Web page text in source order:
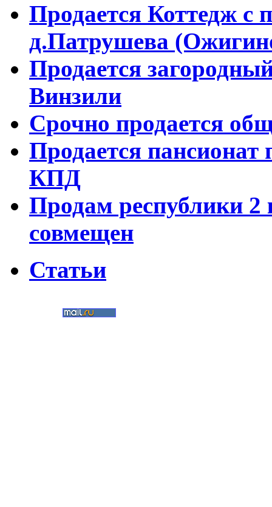
Продается Коттедж с
д.Патрушева
Продается
Винзили
Срочно продается
Продается
КПД
Продам республики 2
совмещен
Статьи